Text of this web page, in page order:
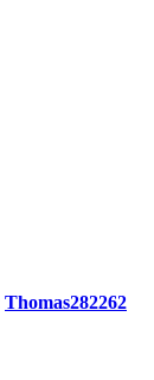
Thomas282262